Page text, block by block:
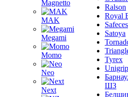
Magnetto
MAK
Megami
Momo
Neo
Next
Ralson
Royal
Satoya
Tyrex
Unigrip
ШЗ